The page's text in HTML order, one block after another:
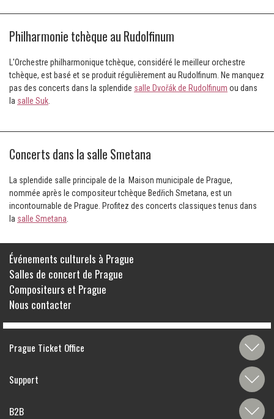
Philharmonie tchèque au Rudolfinum
L'Orchestre philharmonique tchèque, considéré le meilleur orchestre
tchèque, est basé et se produit régulièrement au Rudolfinum. Ne manquez
pas des concerts dans la splendide salle Dvořák de Rudolfinum ou dans
la salle Suk
Concerts dans la salle Smetana
La splendide salle principale de la Maison municipale de Prague,
nommée après le compositeur tchèque Bedřich Smetana, est un
incontournable de Prague. Profitez des concerts classiques tenus dans
la salle Smetana
Événements culturels à Prague
Salles de concert de Prague
Compositeurs et Prague
Nous contacter
Prague Ticket Office
Support
B2B